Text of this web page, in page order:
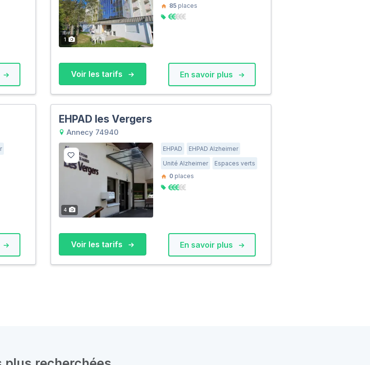
1
85 places
Voir les tarifs En savoir plus
EHPAD les Vergers
Annecy 74940
4
EHPAD
EHPAD Alzheimer
Unité Alzheimer
Espaces verts
0 places
Voir les tarifs En savoir plus